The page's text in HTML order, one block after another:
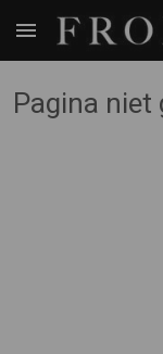
Pagina niet